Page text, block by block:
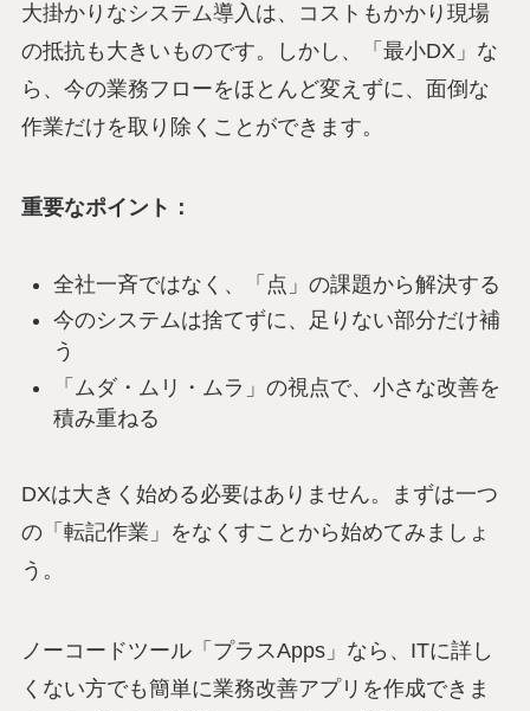
大掛かりなシステム導入は、コストもかかり現場
の抵抗も大きいものです。しかし、「最小DX」な
ら、今の業務フローをほとんど変えずに、面倒な
作業だけを取り除くことができます。
重要なポイント：
全社一斉ではなく、「点」の課題から解決する
今のシステムは捨てずに、足りない部分だけ補
う
「ムダ・ムリ・ムラ」の視点で、小さな改善を
積み重ねる
DXは大きく始める必要はありません。まずは一つ
の「転記作業」をなくすことから始めてみましょ
う。
ノーコードツール「プラスApps」なら、ITに詳し
くない方でも簡単に業務改善アプリを作成できま